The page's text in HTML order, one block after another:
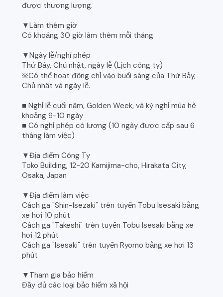
được thương lượng.
▼Làm thêm giờ
Có khoảng 30 giờ làm thêm mỗi tháng
▼Ngày lễ/nghỉ phép
Thứ Bảy, Chủ nhật, ngày lễ (Lịch công ty)
※Có thể hoạt động chỉ vào buổi sáng của Thứ Bảy,
Chủ nhật và ngày lễ.
■ Nghỉ lễ cuối năm, Golden Week, và kỳ nghỉ mùa hè
khoảng 9-10 ngày
■ Có nghỉ phép có lương (10 ngày được cấp sau 6
tháng làm việc)
▼Địa điểm Công Ty
Toko Building, 12-20 Kamijima-cho, Hirakata City,
Osaka, Japan
▼Địa điểm làm việc
Cách ga "Shin-Isezaki" trên tuyến Tobu Isesaki bằng
xe hơi 10 phút
Cách ga "Takeshi" trên tuyến Tobu Isesaki bằng xe
hơi 12 phút
Cách ga "Isesaki" trên tuyến Ryomo bằng xe hơi 13
phút
▼Tham gia bảo hiểm
Đầy đủ các loại bảo hiểm xã hội